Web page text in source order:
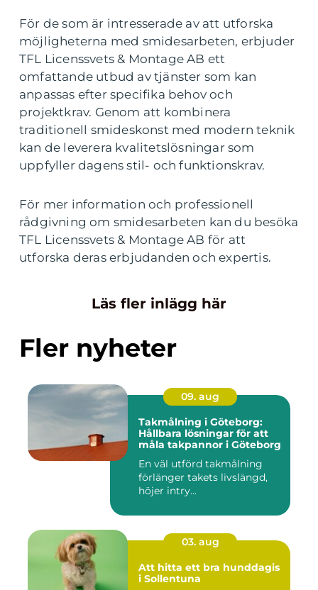
För de som är intresserade av att utforska
möjligheterna med smidesarbeten, erbjuder
TFL Licenssvets & Montage AB ett
omfattande utbud av tjänster som kan
anpassas efter specifika behov och
projektkrav. Genom att kombinera
traditionell smideskonst med modern teknik
kan de leverera kvalitetslösningar som
uppfyller dagens stil- och funktionskrav.
För mer information och professionell
rådgivning om smidesarbeten kan du besöka
TFL Licenssvets & Montage AB för att
utforska deras erbjudanden och expertis.
Läs fler inlägg här
Fler nyheter
09. aug
Takmålning i Göteborg:
Hållbara lösningar för att
måla takpannor i Göteborg
En väl utförd takmålning
förlänger takets livslängd,
höjer intry...
03. aug
Att hitta ett bra hunddagis
i Sollentuna